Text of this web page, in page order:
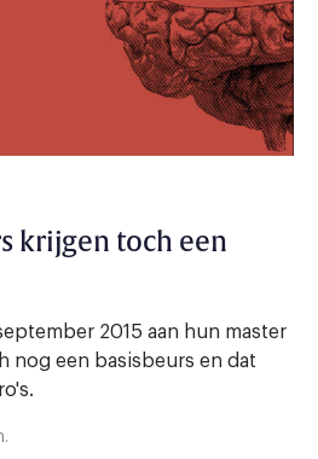
krijgen toch een
2015 aan hun master
nog een basisbeurs en dat